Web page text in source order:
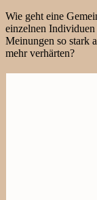
Wie geht eine
einzelnen Individuen
Meinungen so stark
mehr verhärten?